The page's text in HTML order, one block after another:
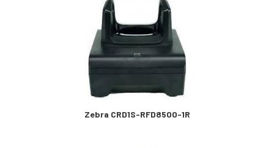
Zebra CRD1S-RFD8500-1R